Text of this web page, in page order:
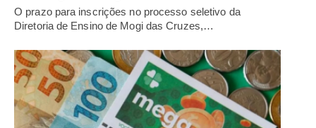
O prazo para inscrições no processo seletivo da
Diretoria de Ensino de Mogi das Cruzes,…